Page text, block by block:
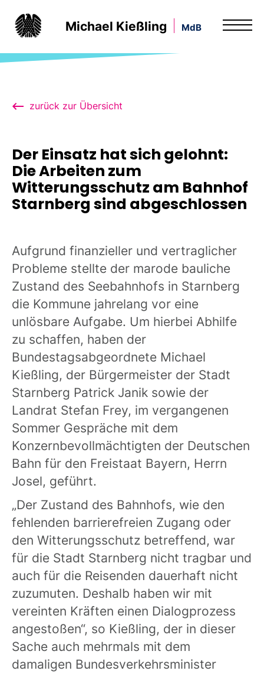
Michael Kießling MdB
zurück zur Übersicht
Der Einsatz hat sich gelohnt:
Die Arbeiten zum
Witterungsschutz am Bahnhof
Starnberg sind abgeschlossen
Aufgrund finanzieller und vertraglicher
Probleme stellte der marode bauliche
Zustand des Seebahnhofs in Starnberg
die Kommune jahrelang vor eine
unlösbare Aufgabe. Um hierbei Abhilfe
zu schaffen, haben der
Bundestagsabgeordnete Michael
Kießling, der Bürgermeister der Stadt
Starnberg Patrick Janik sowie der
Landrat Stefan Frey, im vergangenen
Sommer Gespräche mit dem
Konzernbevollmächtigten der Deutschen
Bahn für den Freistaat Bayern, Herrn
Josel, geführt.
„Der Zustand des Bahnhofs, wie den
fehlenden barrierefreien Zugang oder
den Witterungsschutz betreffend, war
für die Stadt Starnberg nicht tragbar und
auch für die Reisenden dauerhaft nicht
zuzumuten. Deshalb haben wir mit
vereinten Kräften einen Dialogprozess
angestoßen“, so Kießling, der in dieser
Sache auch mehrmals mit dem
damaligen Bundesverkehrsminister